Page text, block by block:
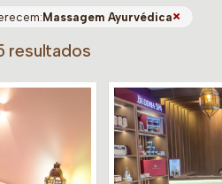
Massagem Ayurvédica×
resultados